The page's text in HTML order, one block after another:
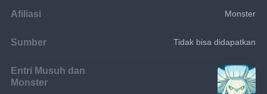
Afiliasi Monster
Sumber Tidak bisa didapatkan
Entri Musuh dan
Monster